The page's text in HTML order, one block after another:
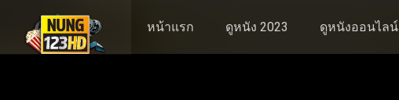
หน้าแรก ดูหนัง 2023 ดูหนังออนไลน์